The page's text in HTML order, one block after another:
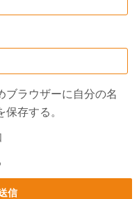
ブラウザーに自分の名
存する。